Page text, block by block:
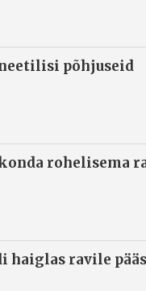
põhjuseid
rohelisema
ravile